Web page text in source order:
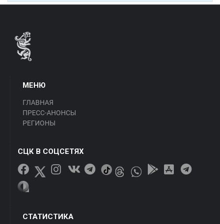
МЕНЮ
ГЛАВНАЯ
ПРЕСС-АНОНСЫ
РЕГИОНЫ
СЦК В СОЦСЕТЯХ
СТАТИСТИКА